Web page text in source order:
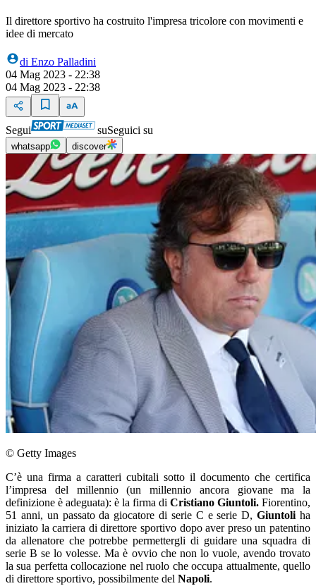
Il direttore sportivo ha costruito l'impresa tricolore con movimenti e
idee di mercato
di Enzo Palladini
04 Mag 2023 - 22:38
04 Mag 2023 - 22:38
Segui suSeguici su
whatsapp discover
© Getty Images
C’è una firma a caratteri cubitali sotto il documento che certifica
l’impresa del millennio (un millennio ancora giovane ma la
definizione è adeguata): è la firma di Cristiano Giuntoli. Fiorentino,
51 anni, un passato da giocatore di serie C e serie D,Giuntoliha
iniziato la carriera di direttore sportivo dopo aver preso un patentino
da allenatore che potrebbe permettergli di guidare una squadra di
serie B se lo volesse. Ma è ovvio che non lo vuole, avendo trovato
la sua perfetta collocazione nel ruolo che occupa attualmente, quello
di direttore sportivo, possibilmente del Napoli.